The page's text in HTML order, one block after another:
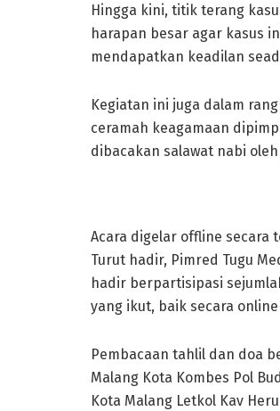
Hingga kini, titik terang
harapan besar agar kasus
mendapatkan keadilan
Kegiatan ini juga dalam
ceramah keagamaan
dibacakan salawat nabi
Acara digelar offline secara
Turut hadir, Pimred Tugu
hadir berpartisipasi
yang ikut, baik secara
Pembacaan tahlil dan doa
Malang Kota Kombes Pol
Kota Malang Letkol Kav